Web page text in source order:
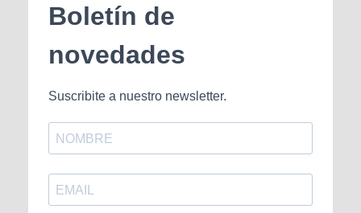
Boletín de
novedades
Suscribite a nuestro newsletter.